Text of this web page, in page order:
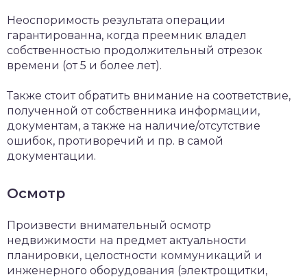
Неоспоримость результата операции
гарантированна, когда преемник владел
собственностью продолжительный отрезок
времени (от 5 и более лет).
Также стоит обратить внимание на соответствие,
полученной от собственника информации,
документам, а также на наличие/отсутствие
ошибок, противоречий и пр. в самой
документации.
Осмотр
Произвести внимательный осмотр
недвижимости на предмет актуальности
планировки, целостности коммуникаций и
инженерного оборудования (электрощитки,